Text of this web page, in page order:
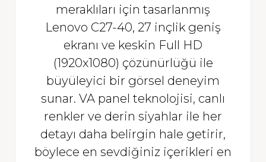
meraklıları için tasarlanmış
Lenovo C27-40, 27 inçlik geniş
ekranı ve keskin Full HD
(1920x1080) çözünürlüğü ile
büyüleyici bir görsel deneyim
sunar. VA panel teknolojisi, canlı
renkler ve derin siyahlar ile her
detayı daha belirgin hale getirir,
böylece en sevdiğiniz içerikleri en